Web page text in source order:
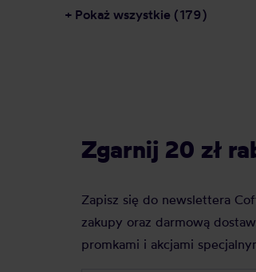
+ Pokaż wszystkie (179)
Zgarnij 20 zł
Zapisz się do newslettera
zakupy oraz darmową
promkami i akcjami